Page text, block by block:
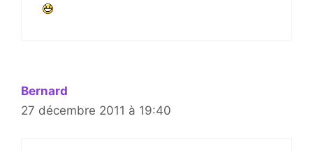
Bernard
27 décembre 2011 à 19:40